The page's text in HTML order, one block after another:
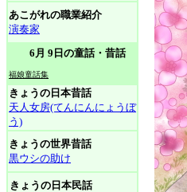
あこがれの職業紹介
演奏家
6月 9日の童話・昔話
福娘童話集
きょうの日本昔話
天人女房(てんにんにょうぼ
う)
きょうの世界昔話
黒ウシの助け
きょうの日本民話